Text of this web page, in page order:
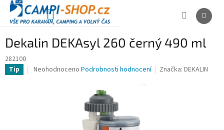
Přejít
obsah
NÁKUPNÍ
Dekalin DEKAsyl 260 černý 490 ml
282100
Tip
Průměrné
Neohodnoceno Podrobnosti hodnocení Značka:DEKALIN